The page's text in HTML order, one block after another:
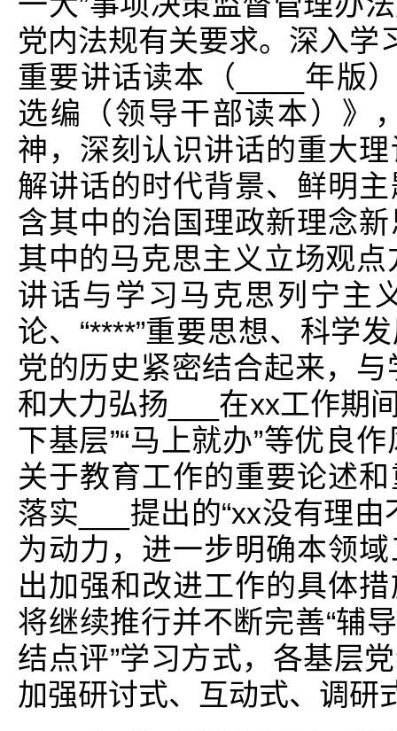
党内法规有关要求。深入学
重要讲话读本（____年版
选编（领导干部读本）》
神，深刻认识讲话的重大
解讲话的时代背景、鲜明
含其中的治国理政新理念
其中的马克思主义立场观
讲话与学习马克思列宁主
论、“****”重要思想、科学
党的历史紧密结合起来，
和大力弘扬___在xx工作期
下基层”“马上就办”等优良
关于教育工作的重要论述
落实___提出的“xx没有理
为动力，进一步明确本领
出加强和改进工作的具体
将继续推行并不断完善“辅
结点评”学习方式，各基层
加强研讨式、互动式、调研